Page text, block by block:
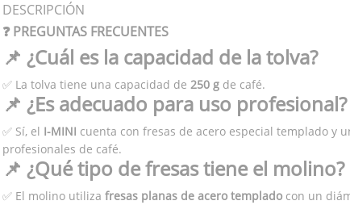
DESCRIPCIÓN
❓ PREGUNTAS FRECUENTES
📌 ¿Cuál es la capacidad de la tolva?
✅ La tolva tiene una capacidad de 250 gde café.
📌 ¿Es adecuado para uso profesional?
✅ Sí, el I-MINI cuenta con fresas de acero especial templado y
profesionales de café.
📌 ¿Qué tipo de fresas tiene el molino?
✅ El molino utiliza fresas planas de acero templadocon un